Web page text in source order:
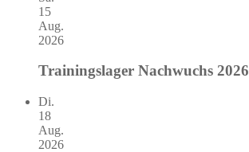
15
Aug.
2026
Trainingslager Nachwuchs 2026
Di.
18
Aug.
2026